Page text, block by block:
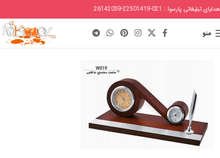
هدایای تبلیغاتی پارسوا : 021-22501419-26142059
منو